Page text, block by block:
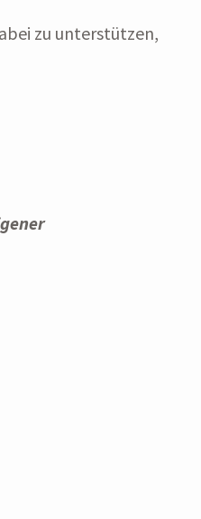
zu unterstützen,